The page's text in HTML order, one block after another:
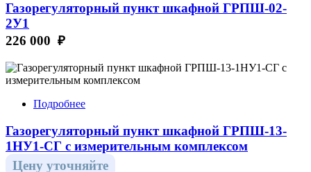
Газорегуляторный пункт шкафной ГРПШ-02-
2У1
226 000 ₽
Подробнее
Газорегуляторный пункт шкафной ГРПШ-13-
1НУ1-СГ с измерительным комплексом
Цену уточняйте